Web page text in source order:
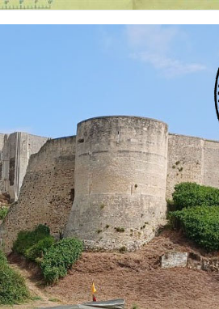
nombreuses rubriques sont à votre disposition